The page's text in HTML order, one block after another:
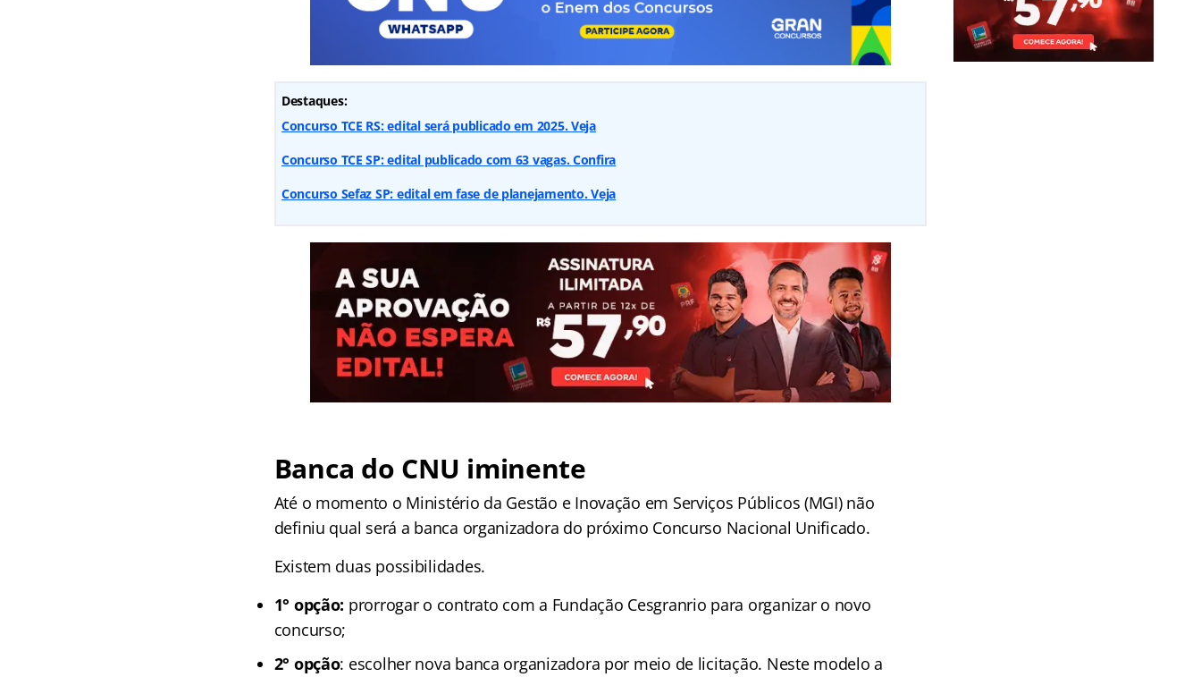
Destaques:
Concurso TCE RS: edital será publicado em 2025. Veja
Concurso TCE SP: edital publicado com 63 vagas. Confira
Concurso Sefaz SP: edital em fase de planejamento. Veja
Banca do CNU iminente
Até o momento o Ministério da Gestão e Inovação em Serviços Públicos (MGI) não
definiu qual será a banca organizadora do próximo Concurso Nacional Unificado.
Existem duas possibilidades.
1° opção: prorrogar o contrato com a Fundação Cesgranrio para organizar o novo
concurso;
2° opção: escolher nova banca organizadora por meio de licitação. Neste modelo a